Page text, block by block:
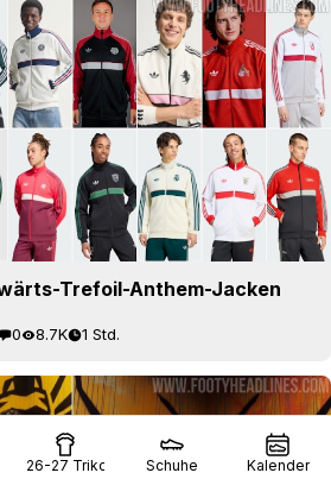
26-27 Trikots Schuhe Kalender
Trefoil-Anthem-Jacken
0 8.7K 1 Std.